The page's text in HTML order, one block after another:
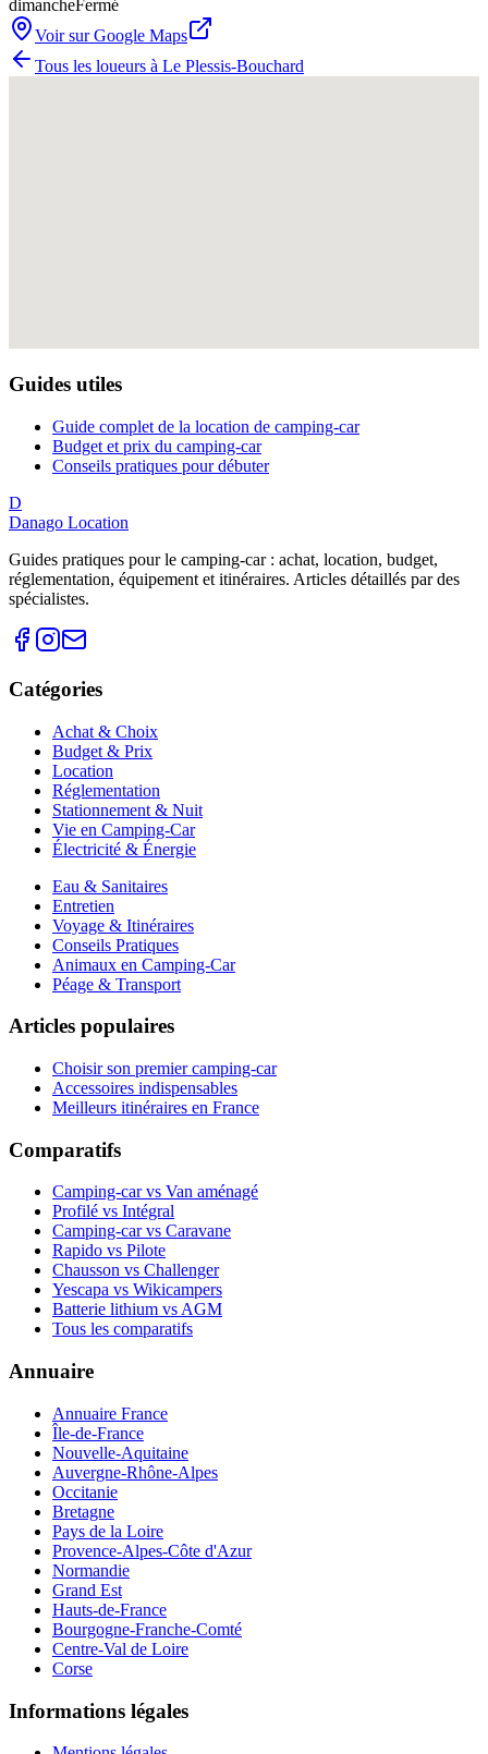
dimancheFermé
Voir sur Google Maps
Tous les loueurs à Le Plessis-Bouchard
Guides utiles
Guide complet de la location de camping-car
Budget et prix du camping-car
Conseils pratiques pour débuter
D
Danago Location
Guides pratiques pour le camping-car : achat, location, budget,
réglementation, équipement et itinéraires. Articles détaillés par des
spécialistes.
Catégories
Achat & Choix
Budget & Prix
Location
Réglementation
Stationnement & Nuit
Vie en Camping-Car
Électricité & Énergie
Eau & Sanitaires
Entretien
Voyage & Itinéraires
Conseils Pratiques
Animaux en Camping-Car
Péage & Transport
Articles populaires
Choisir son premier camping-car
Accessoires indispensables
Meilleurs itinéraires en France
Comparatifs
Camping-car vs Van aménagé
Profilé vs Intégral
Camping-car vs Caravane
Rapido vs Pilote
Chausson vs Challenger
Yescapa vs Wikicampers
Batterie lithium vs AGM
Tous les comparatifs
Annuaire
Annuaire France
Île-de-France
Nouvelle-Aquitaine
Auvergne-Rhône-Alpes
Occitanie
Bretagne
Pays de la Loire
Provence-Alpes-Côte d'Azur
Normandie
Grand Est
Hauts-de-France
Bourgogne-Franche-Comté
Centre-Val de Loire
Corse
Informations légales